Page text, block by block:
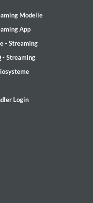
Modelle
App
- Streaming
- Streaming
Login